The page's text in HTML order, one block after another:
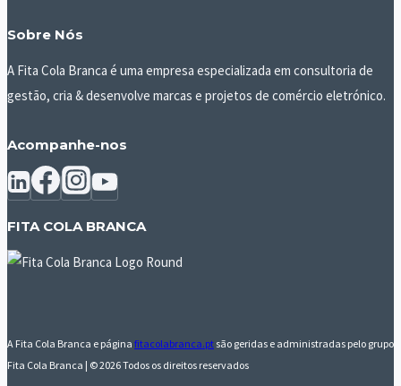
Sobre Nós
A Fita Cola Branca é uma empresa especializada em consultoria de
gestão, cria & desenvolve marcas e projetos de comércio eletrónico.
Acompanhe-nos
FITA COLA BRANCA
A Fita Cola Branca e página fitacolabranca.pt são geridas e administradas pelo grupo
Fita Cola Branca | © 2026 Todos os direitos reservados